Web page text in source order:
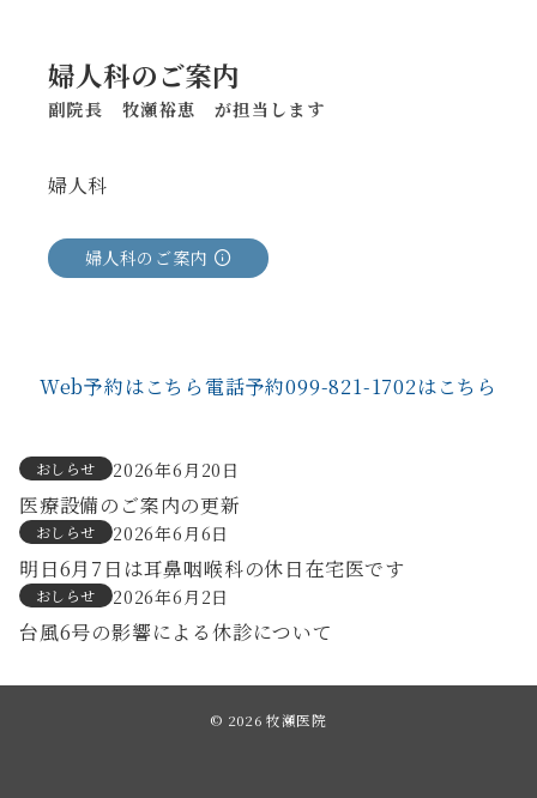
婦人科のご案内
副院長 牧瀬裕恵 が担当します
婦人科
婦人科のご案内
Web予約はこちら電話予約099-821-1702はこちら
2026年6月20日
おしらせ
医療設備のご案内の更新
2026年6月6日
おしらせ
明日6月7日は耳鼻咽喉科の休日在宅医です
2026年6月2日
おしらせ
台風6号の影響による休診について
© 2026 牧瀬医院